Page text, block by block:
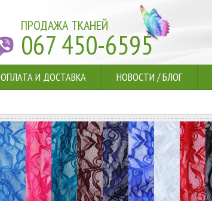
ПРОДАЖА ТКАНЕЙ
067 450-6595
ОПЛАТА И ДОСТАВКА НОВОСТИ /БЛОГ